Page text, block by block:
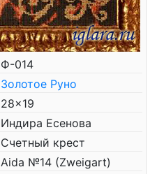
Ф-014
Золотое Руно
28x19
Индира Есенова
Счетный крест
Aida №14 (Zweigart)